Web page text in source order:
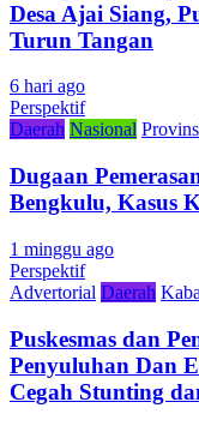
Desa Ajai Siang,
Turun Tangan
6 hari ago
Perspektif
Daerah Nasional
Dugaan
Bengkulu, Kasus
1 minggu ago
Perspektif
Advertorial Daerah
Puskesmas dan
Penyuluhan Dan
Cegah Stunting